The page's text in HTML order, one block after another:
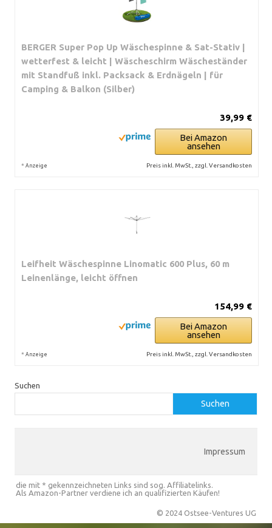
BERGER Super Pop Up Wäschespinne & Sat-Stativ |
wetterfest & leicht | Wäscheschirm Wäscheständer
mit Standfuß inkl. Packsack & Erdnägeln | für
Camping & Balkon (Silber)
39,99 €
Bei Amazon
ansehen
* Anzeige Preis inkl. MwSt., zzgl. Versandkosten
Leifheit Wäschespinne Linomatic 600 Plus, 60 m
Leinenlänge, leicht öffnen
154,99 €
Bei Amazon
ansehen
* Anzeige Preis inkl. MwSt., zzgl. Versandkosten
Suchen
Suchen
Impressum
die mit * gekennzeichneten Links sind sog. Affiliatelinks.
Als Amazon-Partner verdiene ich an qualifizierten Käufen!
© 2024 Ostsee-Ventures UG